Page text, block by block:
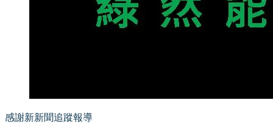
感謝新新聞追蹤報導